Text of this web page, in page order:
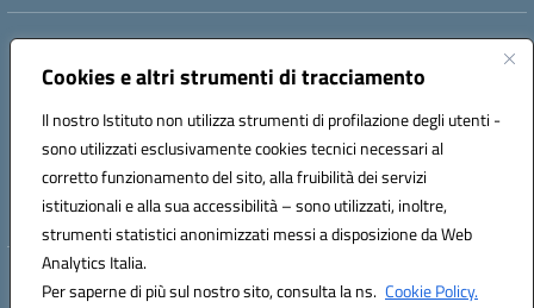
Cookies e altri strumenti di tracciamento
Il nostro Istituto non utilizza strumenti di profilazione degli utenti -
sono utilizzati esclusivamente cookies tecnici necessari al
corretto funzionamento del sito, alla fruibilità dei servizi
istituzionali e alla sua accessibilità – sono utilizzati, inoltre,
strumenti statistici anonimizzati messi a disposizione da Web
Analytics Italia.
Per saperne di più sul nostro sito, consulta la ns. Cookie Policy.
Indirizzo:
Centralino:0923714186 Email:tpvc050004@istruzione.it
Codice fiscale: 91042910819
Codice meccanografico:
TPVC050004
Codice Indice delle Pubbliche Amministrazioni (IPA): istsc_tpvc050004
Hosting & Powered by 3D Solution S.r.l.